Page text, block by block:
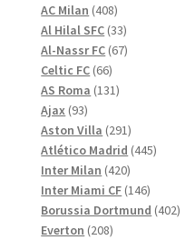
AC Milan 408408
produkter
Al Hilal SFC 3333
produkter
Al-Nassr FC 6767
Celtic FC 6666
produkter
AS Roma 131131
Ajax 9393
produkter
Aston Villa 291291
produkter
Atlético Madrid 445445
Inter Milan 420420
produkter
Inter Miami CF 146146
produkter
Borussia Dortmund 402402
Everton 208208